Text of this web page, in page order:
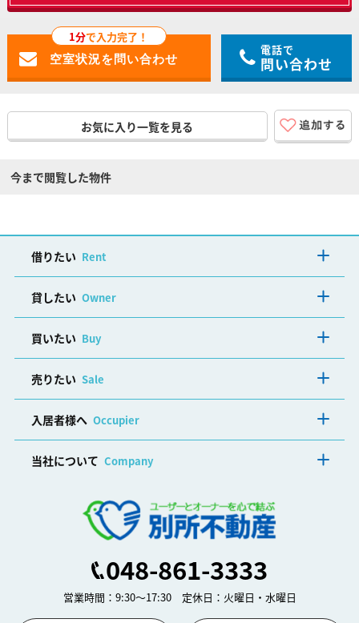
1分で入力完了！
電話で
問い合わせ
お気に入り一覧を見る
今まで閲覧した物件
借りたい Rent
貸したい Owner
買いたい Buy
売りたい Sale
入居者様へ Occupier
当社について Company
048-861-3333
営業時間：9:30～17:30 定休日：火曜日・水曜日